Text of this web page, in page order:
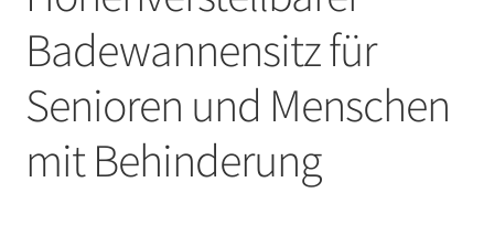
Badewannensitz für
Senioren und Menschen
mit Behinderung